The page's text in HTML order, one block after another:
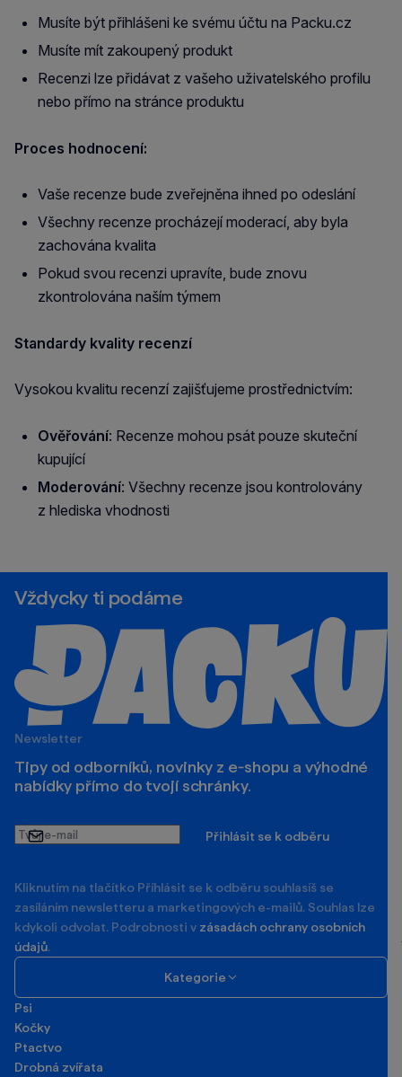
Musíte být přihlášeni ke svému účtu na Packu.cz
Musíte mít zakoupený produkt
Recenzi lze přidávat z vašeho uživatelského profilu
nebo přímo na stránce produktu
Proces hodnocení:
Vaše recenze bude zveřejněna ihned po odeslání
Všechny recenze procházejí moderací, aby byla
zachována kvalita
Pokud svou recenzi upravíte, bude znovu
zkontrolována naším týmem
Standardy kvality recenzí
Vysokou kvalitu recenzí zajišťujeme prostřednictvím:
Ověřování: Recenze mohou psát pouze skuteční
kupující
Moderování: Všechny recenze jsou kontrolovány
z hlediska vhodnosti
Vždycky ti podáme
Newsletter
Tipy od odborníků, novinky z e‑shopu a výhodné
nabídky přímo do tvojí schránky.
Tvůj
e-
Přihlásit se k odběru
Kliknutím na tlačítko Příhlásit se k odběru souhlasíš se
zasíláním newsletteru a marketingových e-mailů. Souhlas lze
kdykoli odvolat. Podrobnosti v zásadách ochrany osobních
údajů.
Kategorie
Psi
Kočky
Ptactvo
Drobná zvířata